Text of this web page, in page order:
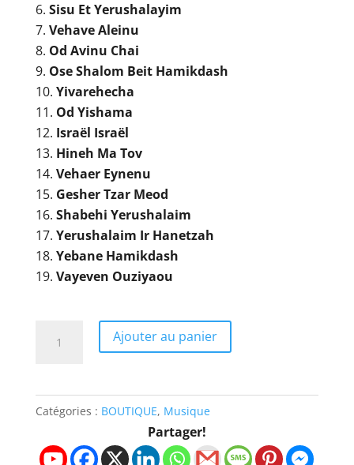
Sisu Et Yerushalayim
Vehave Aleinu
Od Avinu Chai
Ose Shalom Beit Hamikdash
Yivarehecha
Od Yishama
Israël Israël
Hineh Ma Tov
Vehaer Eynenu
Gesher Tzar Meod
Shabehi Yerushalaim
Yerushalaim Ir Hanetzah
Yebane Hamikdash
Vayeven Ouziyaou
CHASSIDIC
SONGS
Ajouter au panier
Catégories : BOUTIQUE, Musique
Partager!